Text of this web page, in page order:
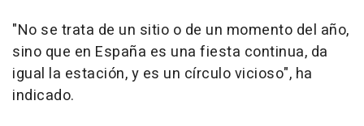
"No se trata de un sitio o de un momento del año,
sino que en España es una fiesta continua, da
igual la estación, y es un círculo vicioso", ha
indicado.